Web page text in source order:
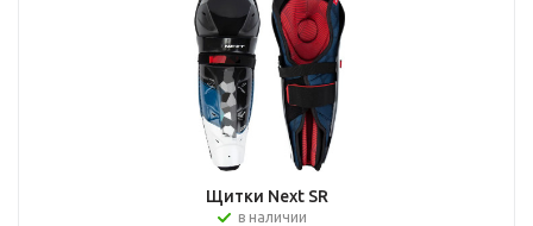
Щитки Next SR
в наличии